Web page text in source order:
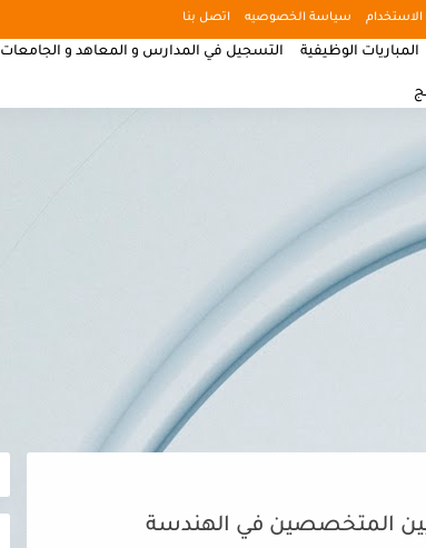
الاستخدام سياسة الخصوصيه اتصل بنا
المباريات الوظيفية التسجيل في المدارس و المعاهد و الجامعات
المتخصصين في الهندسة